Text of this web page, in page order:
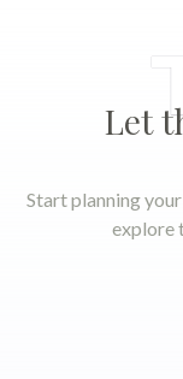
Let
Start planning
explore